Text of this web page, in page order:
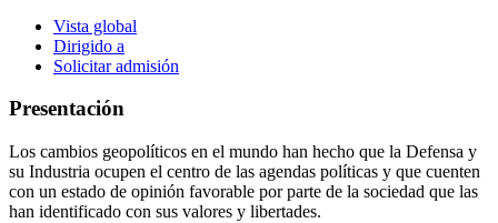
Vista global
Dirigido a
Solicitar admisión
Presentación
Los cambios geopolíticos en el mundo han hecho que la Defensa y
su Industria ocupen el centro de las agendas políticas y que cuenten
con un estado de opinión favorable por parte de la sociedad que las
han identificado con sus valores y libertades.